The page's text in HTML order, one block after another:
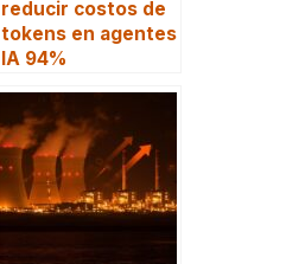
reducir costos de
tokens en agentes
IA 94%